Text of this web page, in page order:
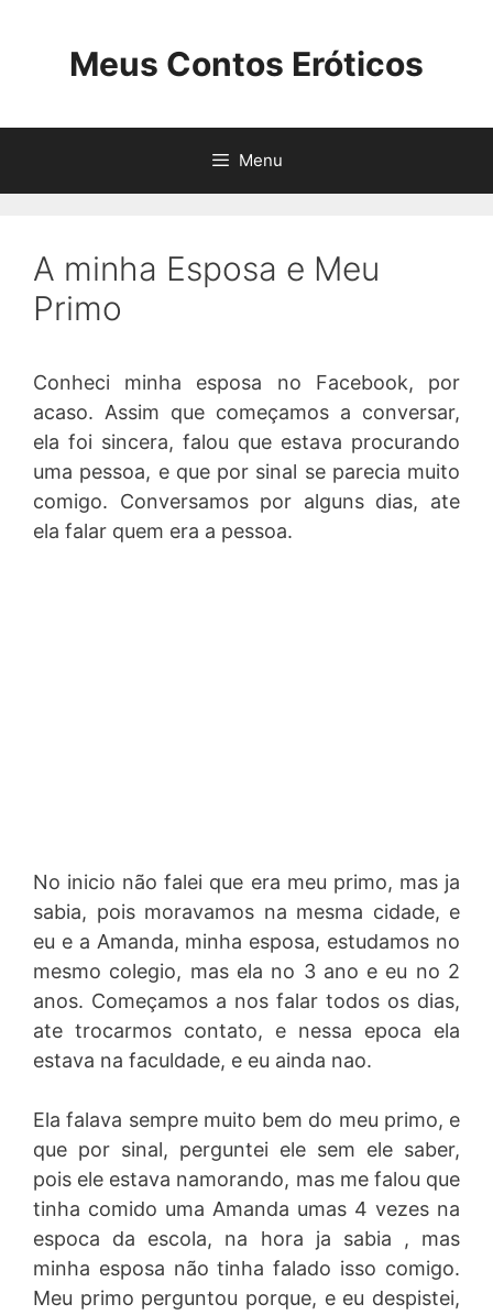
Meus Contos Eróticos
Menu
A minha Esposa e Meu
Primo
Conheci minha esposa no Facebook, por
acaso. Assim que começamos a conversar,
ela foi sincera, falou que estava procurando
uma pessoa, e que por sinal se parecia muito
comigo. Conversamos por alguns dias, ate
ela falar quem era a pessoa.
No inicio não falei que era meu primo, mas ja
sabia, pois moravamos na mesma cidade, e
eu e a Amanda, minha esposa, estudamos no
mesmo colegio, mas ela no 3 ano e eu no 2
anos. Começamos a nos falar todos os dias,
ate trocarmos contato, e nessa epoca ela
estava na faculdade, e eu ainda nao.
Ela falava sempre muito bem do meu primo, e
que por sinal, perguntei ele sem ele saber,
pois ele estava namorando, mas me falou que
tinha comido uma Amanda umas 4 vezes na
espoca da escola, na hora ja sabia , mas
minha esposa não tinha falado isso comigo.
Meu primo perguntou porque, e eu despistei,